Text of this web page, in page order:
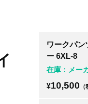
ワークパン
ー 6XL-8
在庫：メー
¥10,500